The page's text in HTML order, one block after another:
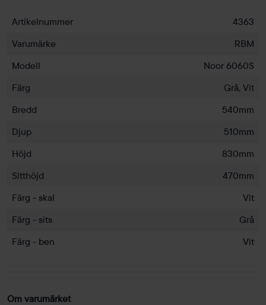
Artikelnummer
4363
Varumärke
RBM
Modell
Noor 6060S
Färg
Grå, Vit
Bredd
540mm
Djup
510mm
Höjd
830mm
Sitthöjd
470mm
Färg - skal
Vit
Färg - sits
Grå
Färg - ben
Vit
Om varumärket